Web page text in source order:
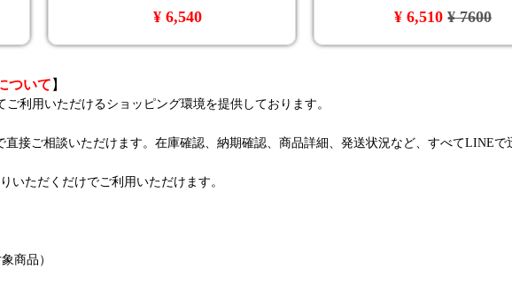
¥ 6,540 ¥ 6,510¥ 7600
ついて 】
利用いただけるショッピング環境を提供しております。
接ご相談いただけます。在庫確認、納期確認、商品詳細、発送状況など、すべてLINEで
いただくだけでご利用いただけます。
商品）